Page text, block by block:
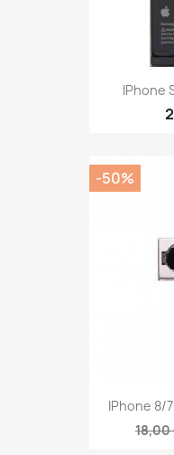
IPhone
IPhone 8/
18,00
-50%